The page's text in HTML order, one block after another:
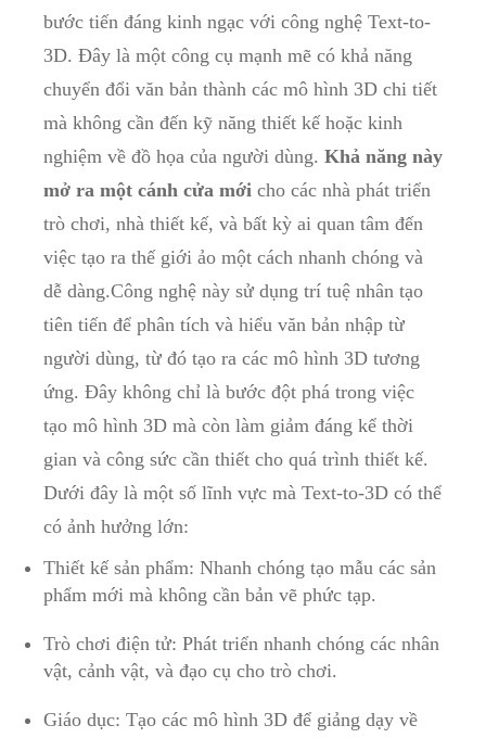
bước tiến đáng kinh ngạc với công nghệ Text-to-
3D. Đây là một công cụ mạnh mẽ có khả năng
chuyển đổi văn bản thành các mô hình 3D chi tiết
mà không cần đến kỹ năng thiết kế hoặc kinh
nghiệm về đồ họa của người dùng. Khả năng này
mở ra một cánh cửa mới cho các nhà phát triển
trò chơi, nhà thiết kế, và bất kỳ ai quan tâm đến
việc tạo ra thế giới ảo một cách nhanh chóng và
dễ dàng.Công nghệ này sử dụng trí tuệ nhân tạo
tiên tiến để phân tích và hiểu văn bản nhập từ
người dùng, từ đó tạo ra các mô hình 3D tương
ứng. Đây không chỉ là bước đột phá trong việc
tạo mô hình 3D mà còn làm giảm đáng kể thời
gian và công sức cần thiết cho quá trình thiết kế.
Dưới đây là một số lĩnh vực mà Text-to-3D có thể
có ảnh hưởng lớn:
Thiết kế sản phẩm: Nhanh chóng tạo mẫu các sản
phẩm mới mà không cần bản vẽ phức tạp.
Trò chơi điện tử: Phát triển nhanh chóng các nhân
vật, cảnh vật, và đạo cụ cho trò chơi.
Giáo dục: Tạo các mô hình 3D để giảng dạy về